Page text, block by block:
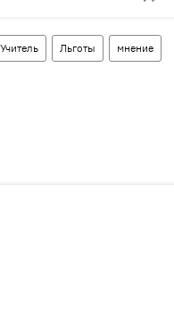
Учитель Льготы мнение